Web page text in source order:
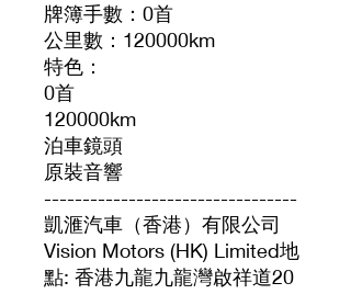
牌簿手數：0首
公里數：120000km
特色：
0首
120000km
泊車鏡頭
原裝音響
---------------------------------
凱滙汽車（香港）有限公司
Vision Motors (HK) Limited地
點: 香港九龍九龍灣啟祥道20